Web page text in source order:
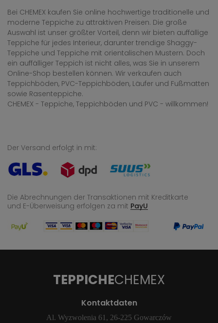
Bei CHEMEX kaufen Sie online hochwertige traditionelle und
moderne Teppiche zu attraktiven Preisen. Die große
Auswahl ist unser größter Vorteil, denn wir bieten auffällige
Teppiche für jedes Interieur, darunter trendige Shaggy-
Teppiche und Teppiche mit orientalischen Mustern. Doch
ein auffälliger Teppich ist nicht alles, was Sie in unserem
Online-Shop bestellen können. Wir verkaufen auch
Teppichböden, PVC-Teppichböden, Läufer und Fußmatten
sowie Rasenteppiche.
CHEMEX - Teppiche, Teppichböden und PVC - willkommen!
Der Versand erfolgt in mit:
Die Abrechnungen der Transaktionen mit Kreditkarte
und E-Überweisung erfolgen za mit PayU
TEPPICHECHEMEX
Kontaktdaten
Al. Wyzwolenia 61, 26-225 Gowarczów